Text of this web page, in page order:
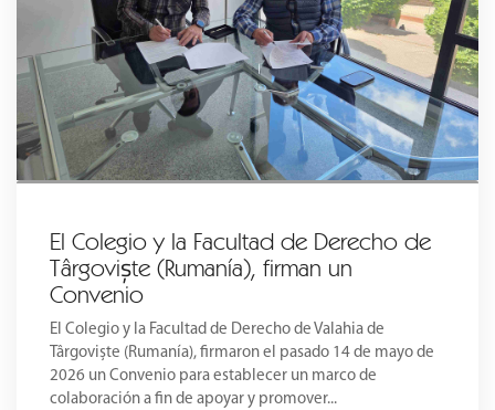
El Colegio y la Facultad de Derecho de
Târgoviște (Rumanía), firman un
Convenio
El Colegio y la Facultad de Derecho de Valahia de
Târgoviște (Rumanía), firmaron el pasado 14 de mayo de
2026 un Convenio para establecer un marco de
colaboración a fin de apoyar y promover...